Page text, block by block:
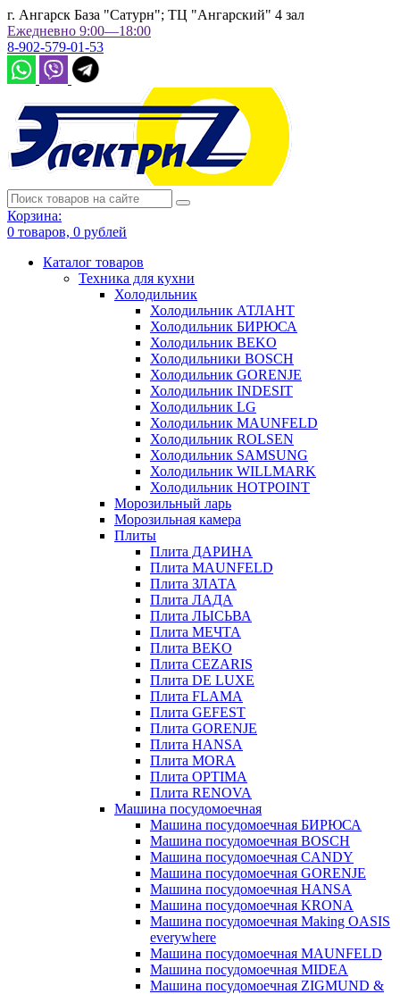
г. Ангарск База "Сатурн"; ТЦ "Ангарский" 4 зал
Ежедневно 9:00—18:00
8-902-579-01-53
Корзина:
0 товаров, 0 рублей
Каталог товаров
Техника для кухни
Холодильник
Холодильник АТЛАНТ
Холодильник БИРЮСА
Холодильник BEKO
Холодильники BOSCH
Холодильник GORENJE
Холодильник INDESIT
Холодильник LG
Холодильник MAUNFELD
Холодильник ROLSEN
Холодильник SAMSUNG
Холодильник WILLMARK
Холодильник HOTPOINT
Морозильный ларь
Морозильная камера
Плиты
Плита ДАРИНА
Плита MAUNFELD
Плита ЗЛАТА
Плита ЛАДА
Плита ЛЫСЬВА
Плита МЕЧТА
Плита BEKO
Плита CEZARIS
Плита DE LUXE
Плита FLAMA
Плита GEFEST
Плита GORENJE
Плита HANSA
Плита MORA
Плита OPTIMA
Плита RENOVA
Машина посудомоечная
Машина посудомоечная БИРЮСА
Машина посудомоечная BOSCH
Машина посудомоечная CANDY
Машина посудомоечная GORENJE
Машина посудомоечная HANSA
Машина посудомоечная KRONA
Машина посудомоечная Making OASIS
everywhere
Машина посудомоечная MAUNFELD
Машина посудомоечная MIDEA
Машина посудомоечная ZIGMUND &